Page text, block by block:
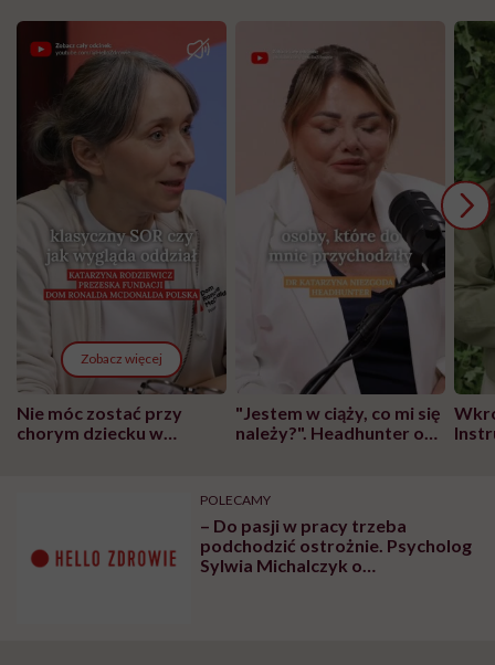
Zobacz więcej
Nie móc zostać przy
chorym dziecku w
"Jestem w ciąży, co mi się
należy?". Headhunter o
pracy
POLECAMY
– Do pasji w pracy trzeba
podchodzić ostrożnie. Psycholog
Sylwia Michalczyk o